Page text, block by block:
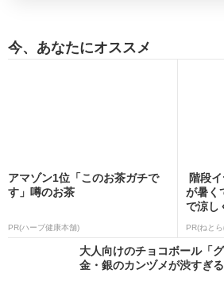
今、あなたにオススメ
アマゾン1位「このお茶ガチで
す」噂のお茶
PR(ハーブ健康本舗)
階段
が暑く
で涼し
PR(ねと
大人向けのチョコボール「
金・銀のカンヅメが渋すぎ